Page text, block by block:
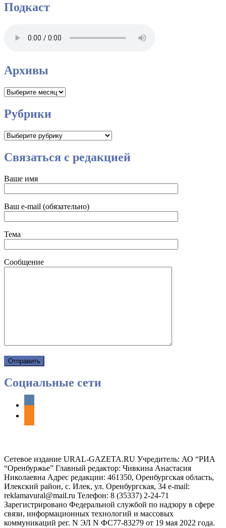
Подкаст
Архивы
Архивы
Рубрики
Рубрики
Связаться с редакцией
Ваше имя
Ваш e-mail (обязательно)
Тема
Сообщение
Социальные сети
vkontakte
Сетевое издание URAL-GAZETA.RU Учредитель: АО “РИА
“Оренбуржье” Главный редактор: Чивкина Анастасия
Николаевна Адрес редакции: 461350, Оренбургская область,
Илекский район, с. Илек, ул. Оренбургская, 34 e-mail:
reklamavural@mail.ru Телефон: 8 (35337) 2-24-71
Зарегистрировано Федеральной службой по надзору в сфере
связи, информационных технологий и массовых
коммуникаций рег. N ЭЛ N ФС77-83279 от 19 мая 2022 года.